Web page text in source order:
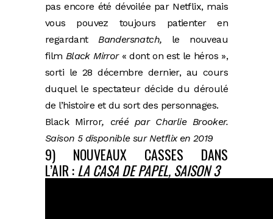
pas encore été dévoilée par Netflix, mais
vous pouvez toujours patienter en
regardantBandersnatch, le nouveau
film Black Mirror« dont on est le héros »,
sorti le 28 décembre dernier, au cours
duquel le spectateur décide du déroulé
de l’histoire et du sort des personnages.
Black Mirror, créé par Charlie Brooker.
Saison 5 disponible sur Netflix en 2019
9) NOUVEAUX CASSES DANS
L’AIR :LA CASA DE PAPEL, SAISON 3